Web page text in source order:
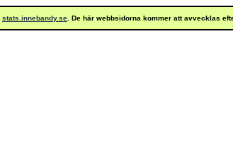
stats.innebandy.se . De här webbsidorna kommer att avvecklas